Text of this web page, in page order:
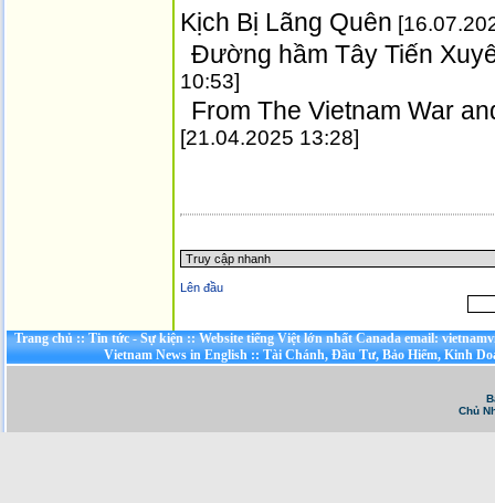
Kịch Bị Lãng Quên
Đường hầm Tây Tiến
10:53]
From The Vietnam War
[21.04.2025 13:28]
Trang chủ::Tin tức - Sự kiện::Website tiếng Việt lớn nhất Canada email:
Vietnam News in English::Tài Chánh, Đầu Tư, Bảo Hiểm, Kinh
Chủ